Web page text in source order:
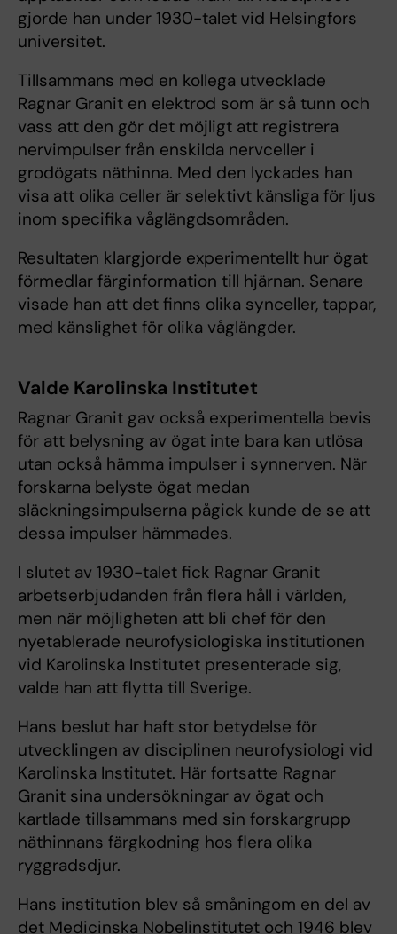
gjorde han under 1930-talet vid Helsingfors
universitet.
Tillsammans med en kollega utvecklade
Ragnar Granit en elektrod som är så tunn och
vass att den gör det möjligt att registrera
nervimpulser från enskilda nervceller i
grodögats näthinna. Med den lyckades han
visa att olika celler är selektivt känsliga för ljus
inom specifika våglängdsområden.
Resultaten klargjorde experimentellt hur ögat
förmedlar färginformation till hjärnan. Senare
visade han att det finns olika synceller, tappar,
med känslighet för olika våglängder.
Valde Karolinska Institutet
Ragnar Granit gav också experimentella bevis
för att belysning av ögat inte bara kan utlösa
utan också hämma impulser i synnerven. När
forskarna belyste ögat medan
släckningsimpulserna pågick kunde de se att
dessa impulser hämmades.
I slutet av 1930-talet fick Ragnar Granit
arbetserbjudanden från flera håll i världen,
men när möjligheten att bli chef för den
nyetablerade neurofysiologiska institutionen
vid Karolinska Institutet presenterade sig,
valde han att flytta till Sverige.
Hans beslut har haft stor betydelse för
utvecklingen av disciplinen neurofysiologi vid
Karolinska Institutet. Här fortsatte Ragnar
Granit sina undersökningar av ögat och
kartlade tillsammans med sin forskargrupp
näthinnans färgkodning hos flera olika
ryggradsdjur.
Hans institution blev så småningom en del av
det Medicinska Nobelinstitutet och 1946 blev